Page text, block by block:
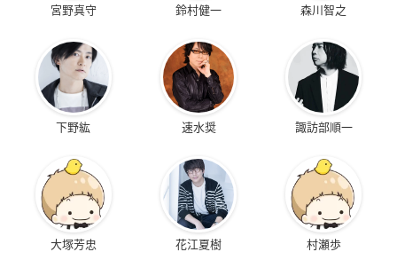
宮野真守 鈴村健一 森川智之
下野紘 速水奨 諏訪部順一
大塚芳忠 花江夏樹 村瀬歩